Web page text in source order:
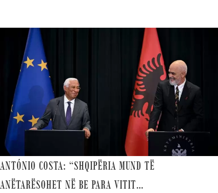
ANTÓNIO COSTA: “SHQIPËRIA MUND TË
ANËTARËSOHET NË BE PARA VITIT…